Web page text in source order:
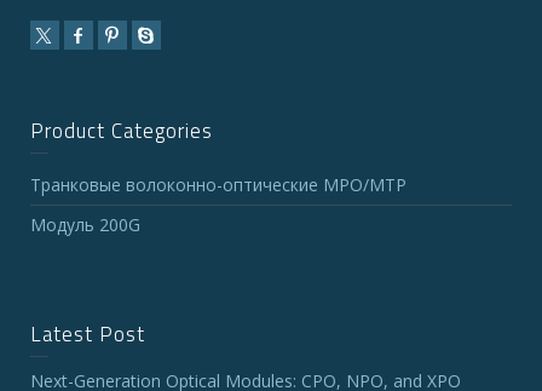
Product Categories
Транковые волоконно-оптические MPO/MTP
Модуль 200G
Latest Post
Next-Generation Optical Modules: CPO, NPO, and XPO